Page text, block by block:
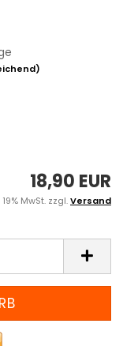
18,90 EUR
19% MwSt. zzgl.Versand